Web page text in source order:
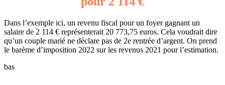
Dans l’exemple ici, un revenu fiscal pour un foyer gagnant un
salaire de 2 114 € représenterait 20 773,75 euros. Cela voudrait dire
qu’un couple marié ne déclare pas de 2e rentrée d’argent. On prend
le barème d’imposition 2022 sur les revenus 2021 pour l’estimation.
bas